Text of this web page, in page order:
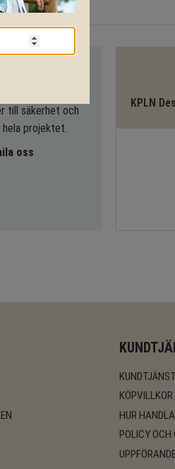
till säkerhet och
projektet.
oss
KPLN
KUNDTJÄNST
KÖPVILLKOR
HUR
POLICY OCH